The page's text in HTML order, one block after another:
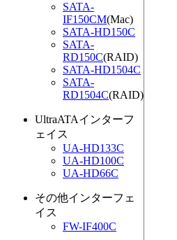
SATA-
IF150CM(Mac)
SATA-HD150C
SATA-
RD150C(RAID)
SATA-HD1504C
SATA-
RD1504C(RAID)
UltraATAインターフ
ェイス
UA-HD133C
UA-HD100C
UA-HD66C
その他インターフェ
イス
FW-IF400C